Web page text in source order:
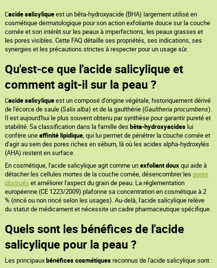
L'acide salicyliqueest un bêta-hydroxyacide (BHA) largement utilisé en
cosmétique dermatologique pour son action exfoliante douce sur la couche
cornée et son intérêt sur les peaux à imperfections, les peaux grasses et
les pores visibles. Cette FAQ détaille ses propriétés, ses indications, ses
synergies et les précautions strictes à respecter pour un usage sûr.
Qu'est-ce que l'acide salicylique et
comment agit-il sur la peau ?
L'acide salicyliqueest un composé d'origine végétale, historiquement dérivé
de l'écorce de saule (Salix alba) et de la gaulthérie (Gaultheria procumbens).
Il est aujourd'hui le plus souvent obtenu par synthèse pour garantir pureté et
stabilité. Sa classification dans la famille des bêta-hydroxyacides lui
confère uneaffinité lipidique, qui lui permet de pénétrer la couche cornée et
d'agir au sein des pores riches en sébum, là où les acides alpha-hydroxylés
(AHA) restent en surface.
En cosmétique, l'acide salicylique agit comme unexfoliant douxqui aide à
détacher les cellules mortes de la couche cornée, désencombrer les pores
obstrués et améliorer l'aspect du grain de peau. La réglementation
européenne (CE 1223/2009) plafonne sa concentration en cosmétique à 2
% (rincé ou non rincé selon les usages). Au-delà, l'acide salicylique relève
du statut de médicament et nécessite un cadre pharmaceutique spécifique.
Quels sont les bénéfices de l'acide
salicylique pour la peau ?
Les principauxbénéfices cosmétiquesreconnus de l'acide salicylique sont :